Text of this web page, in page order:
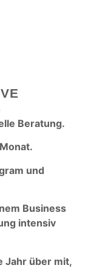
Beratung.
und
Business
intensiv
Jahr über mit,